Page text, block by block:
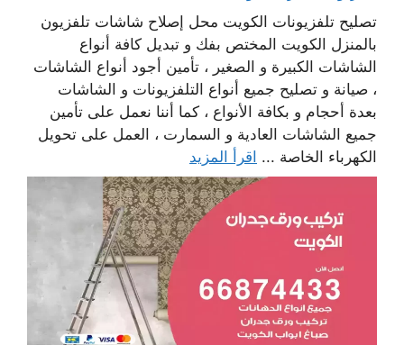
تصليح تلفزيونات الكويت محل إصلاح شاشات تلفزيون
بالمنزل الكويت المختص بفك و تبديل كافة أنواع
الشاشات الكبيرة و الصغير ، تأمين أجود أنواع الشاشات
، صيانة و تصليح جميع أنواع التلفزيونات و الشاشات
بعدة أحجام و بكافة الأنواع ، كما أننا نعمل على تأمين
جميع الشاشات العادية و السمارت ، العمل على تحويل
الكهرباء الخاصة ... اقرأ المزيد